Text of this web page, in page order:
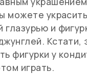
можете
глазурью и
фигурки у
играть.